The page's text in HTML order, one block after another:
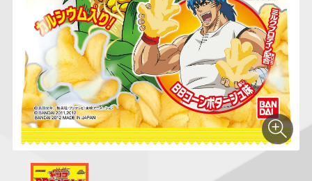
PROJECT R.E.D.・
スーパー戦隊シリー
ズ
ポケットモンスター
サンリオキャラクタ
ーズ
つりグミ SMPシリーズ キャラデコ